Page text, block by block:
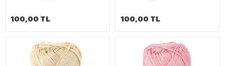
100,00 TL 100,00 TL